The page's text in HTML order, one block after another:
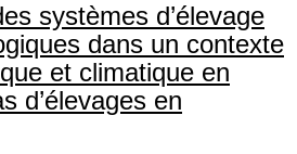
systèmes d’élevage
dans un contexte
et climatique en
d’élevages en